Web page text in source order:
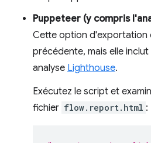
Puppeteer (y compris
Cette option d'exportation
précédente, mais elle
analyse Lighthouse.
Exécutez le script et
fichier flow.report.html :